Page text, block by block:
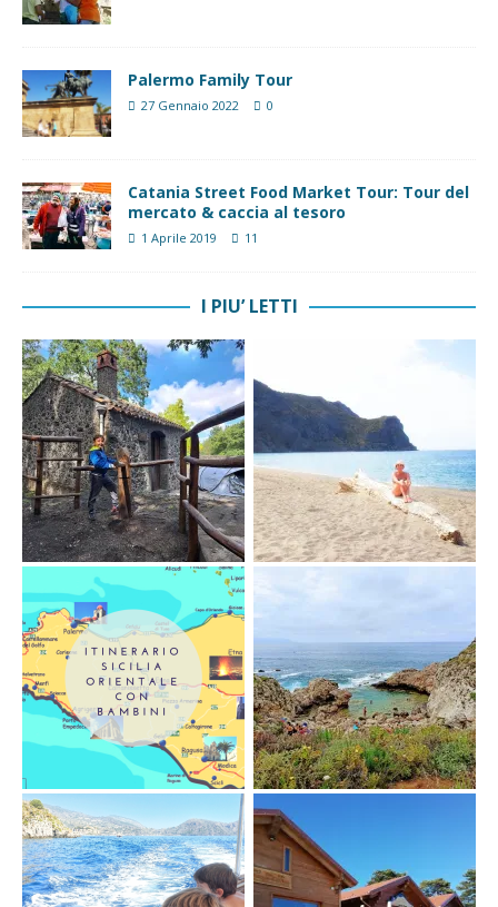
Palermo Family Tour
27 Gennaio 2022 0
Catania Street Food Market Tour: Tour del
mercato & caccia al tesoro
1 Aprile 2019 11
I PIU’ LETTI